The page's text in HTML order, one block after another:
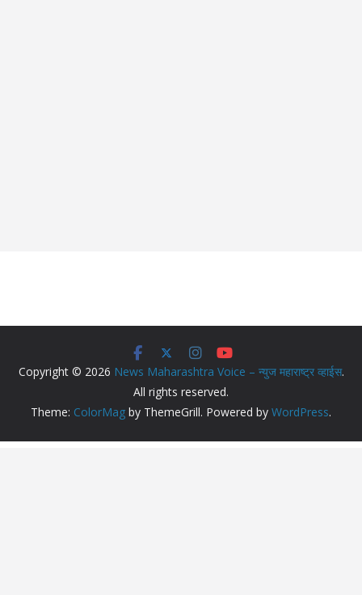
Copyright © 2026 News Maharashtra Voice – न्युज महाराष्ट्र व्हाईस.
All rights reserved.
Theme: ColorMag by ThemeGrill. Powered by WordPress.